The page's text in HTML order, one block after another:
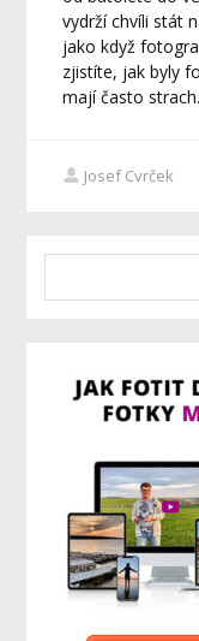
vydrží chvíli stát
jako když
zjistíte, jak byly
mají často
Josef Cvrček